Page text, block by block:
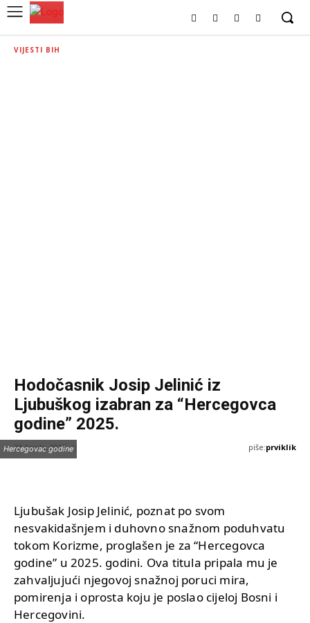
VIJESTI BIH
Hodočasnik Josip Jelinić iz
Ljubuškog izabran za “Hercegovca
godine” 2025.
23 Aprila, 2025 piše:prviklik
Hercegovac godine
Ljubušak Josip Jelinić, poznat po svom
nesvakidašnjem i duhovno snažnom poduhvatu
tokom Korizme, proglašen je za “Hercegovca
godine” u 2025. godini. Ova titula pripala mu je
zahvaljujući njegovoj snažnoj poruci mira,
pomirenja i oprosta koju je poslao cijeloj Bosni i
Hercegovini.